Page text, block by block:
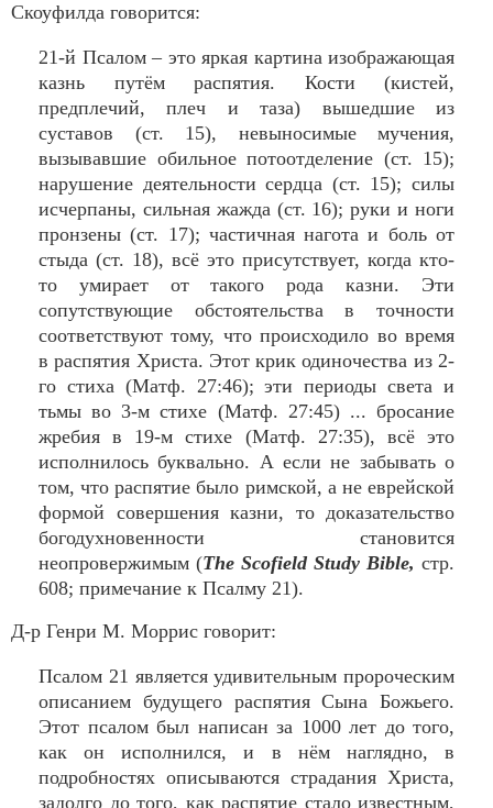
Скоуфилда говорится:
21-й Псалом – это яркая картина изображающая
казнь путём распятия. Кости (кистей,
предплечий, плеч и таза) вышедшие из
суставов (ст. 15), невыносимые мучения,
вызывавшие обильное потоотделение (ст. 15);
нарушение деятельности сердца (ст. 15); силы
исчерпаны, сильная жажда (ст. 16); руки и ноги
пронзены (ст. 17); частичная нагота и боль от
стыда (ст. 18), всё это присутствует, когда кто-
то умирает от такого рода казни. Эти
сопутствующие обстоятельства в точности
соответствуют тому, что происходило во время
в распятия Христа. Этот крик одиночества из 2-
го стиха (Матф. 27:46); эти периоды света и
тьмы во 3-м стихе (Матф. 27:45) ... бросание
жребия в 19-м стихе (Матф. 27:35), всё это
исполнилось буквально. А если не забывать о
том, что распятие было римской, а не еврейской
формой совершения казни, то доказательство
богодухновенности становится
неопровержимым (The Scofield Study Bible, стр.
608; примечание к Псалму 21).
Д-р Генри М. Моррис говорит:
Псалом 21 является удивительным пророческим
описанием будущего распятия Сына Божьего.
Этот псалом был написан за 1000 лет до того,
как он исполнился, и в нём наглядно, в
подробностях описываются страдания Христа,
задолго до того, как распятие стало известным,